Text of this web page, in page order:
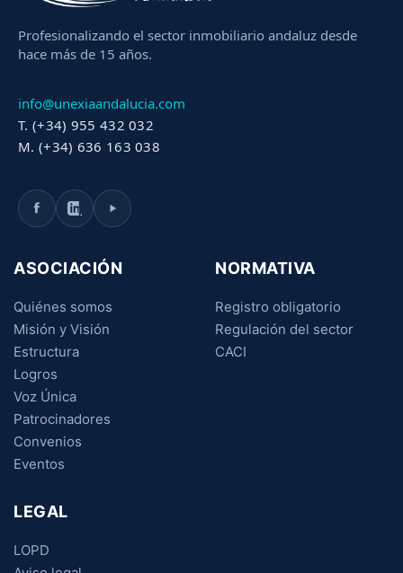
Profesionalizando el sector inmobiliario andaluz desde
hace más de 15 años.
info@unexiaandalucia.com
T. (+34) 955 432 032
M. (+34) 636 163 038
ASOCIACIÓN
Quiénes somos
Misión y Visión
Estructura
Logros
Voz Única
Patrocinadores
Convenios
Eventos
NORMATIVA
Registro obligatorio
Regulación del sector
CACI
LEGAL
LOPD